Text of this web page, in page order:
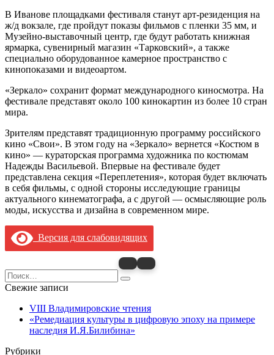
В Иванове площадками фестиваля станут арт-резиденция на
ж/д вокзале, где пройдут показы фильмов с пленки 35 мм, и
Музейно-выставочный центр, где будут работать книжная
ярмарка, сувенирный магазин «Тарковский», а также
специально оборудованное камерное пространство с
кинопоказами и видеоартом.
«Зеркало» сохранит формат международного киносмотра. На
фестивале представят около 100 кинокартин из более 10 стран
мира.
Зрителям представят традиционную программу российского
кино «Свои». В этом году на «Зеркало» вернется «Костюм в
кино» — кураторская программа художника по костюмам
Надежды Васильевой. Впервые на фестивале будет
представлена секция «Переплетения», которая будет включать
в себя фильмы, c одной стороны исследующие границы
актуального кинематографа, а с другой — осмысляющие роль
моды, искусства и дизайна в современном мире.
Версия для слабовидящих
Search
for:
Свежие записи
VIII Владимировские чтения
«Ремедиация культуры в цифровую эпоху на примере
наследия И.Я.Билибина»
Рубрики